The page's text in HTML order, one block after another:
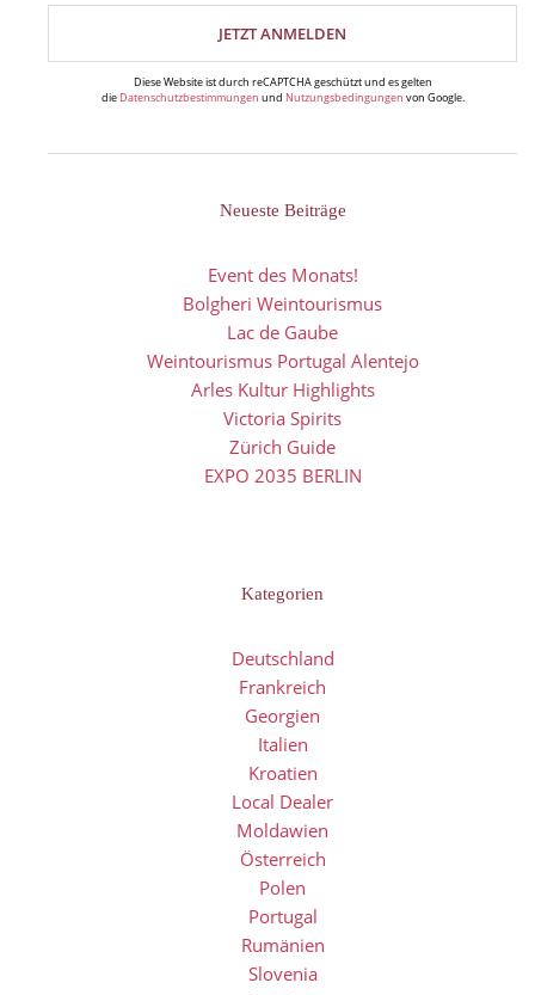
Diese Website ist durch reCAPTCHA geschützt und es gelten
die Datenschutzbestimmungen und Nutzungsbedingungen von Google.
Neueste Beiträge
Event des Monats!
Bolgheri Weintourismus
Lac de Gaube
Weintourismus Portugal Alentejo
Arles Kultur Highlights
Victoria Spirits
Zürich Guide
EXPO 2035 BERLIN
Kategorien
Deutschland
Frankreich
Georgien
Italien
Kroatien
Local Dealer
Moldawien
Österreich
Polen
Portugal
Rumänien
Slovenia